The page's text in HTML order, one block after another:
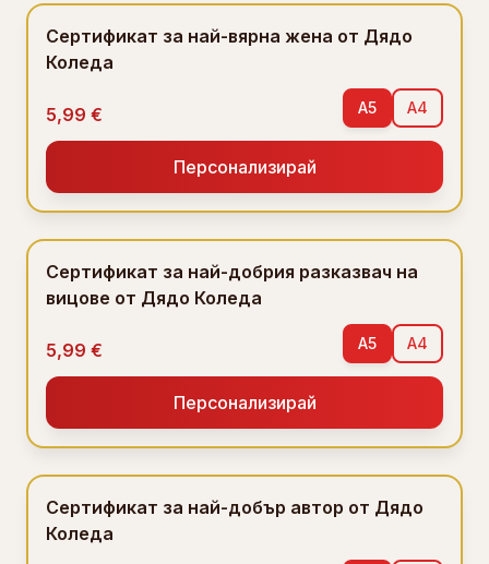
Сертификат за най-вярна жена от Дядо
Коледа
5,99 € A5 A4
Персонализирай
Сертификат за най-добрия разказвач на
вицове от Дядо Коледа
5,99 € A5 A4
Персонализирай
Сертификат за най-добър автор от Дядо
Коледа